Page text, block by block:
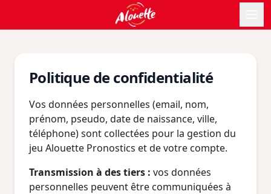
Politique de confidentialité
Vos données personnelles (email, nom,
prénom, pseudo, date de naissance, ville,
téléphone) sont collectées pour la gestion du
jeu Alouette Pronostics et de votre compte.
Transmission à des tiers : vos données
personnelles peuvent être communiquées à